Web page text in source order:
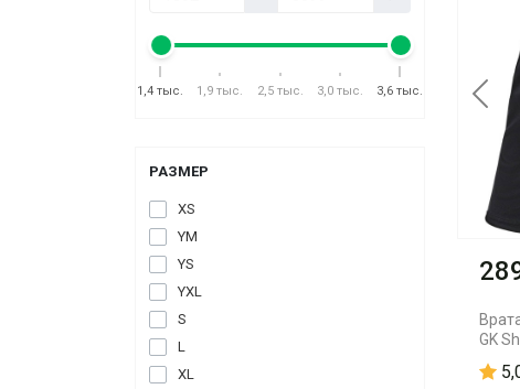
1,4 тыс. 1,9 тыс. 2,5 тыс. 3,0 тыс. 3,6 тыс.
РАЗМЕР
XS
YM
YS
YXL
S
L
XL
GK